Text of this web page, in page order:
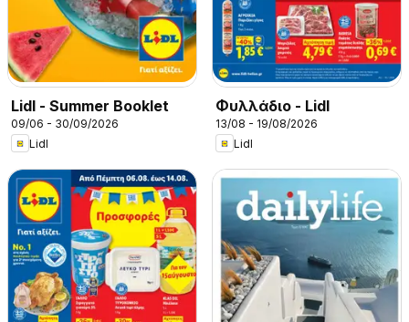
Lidl - Summer Booklet
09/06 - 30/09/2026
Lidl
Φυλλάδιο - Lidl
13/08 - 19/08/2026
Lidl